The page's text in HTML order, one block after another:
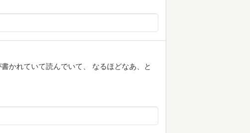
かれていて読んでいて、 なるほどなあ、と